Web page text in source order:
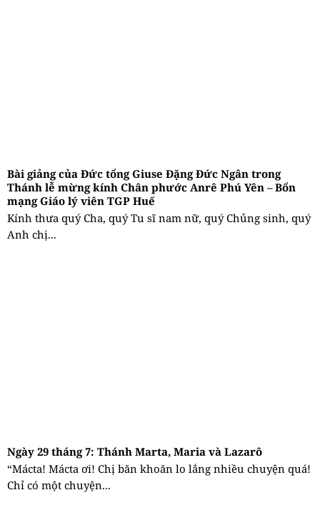
Bài giảng của Đức tổng Giuse Đặng Đức Ngân trong
Thánh lễ mừng kính Chân phước Anrê Phú Yên – Bổn
mạng Giáo lý viên TGP Huế
Kính thưa quý Cha, quý Tu sĩ nam nữ, quý Chủng sinh, quý
Anh chị...
Ngày 29 tháng 7: Thánh Marta, Maria và Lazarô
“Mácta! Mácta ơi! Chị băn khoăn lo lắng nhiều chuyện quá!
Chỉ có một chuyện...